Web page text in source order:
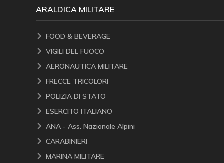
ARALDICA MILITARE
FOOD & BEVERAGE
VIGILI DEL FUOCO
AERONAUTICA MILITARE
FRECCE TRICOLORI
POLIZIA DI STATO
ESERCITO ITALIANO
ANA - Ass. Nazionale Alpini
CARABINIERI
MARINA MILITARE